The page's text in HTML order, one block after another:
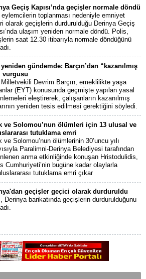
Geçiş Kapısı’nda geçişler normale döndü
eylemcilerin toplanması nedeniyle emniyet
olarak geçişlerin durdurulduğu Derinya Geçiş
ulaşım yeniden normale döndü. Polis,
saat 12.30 itibarıyla normale döndüğünü
gündemde: Barçın’dan “kazanılmış
vurgusu
Devrim Barçın, emeklilikte yaşa
(EYT) konusunda geçmişte yapılan yasal
eleştirerek, çalışanların kazanılmış
yeniden tesis edilmesi gerektiğini söyledi.
ve Solomou’nun ölümleri için 13 ulusal ve
tutuklama emri
ve Solomou’nun ölümlerinin 30’uncu yılı
Paralimni-Derinya Belediyesi tarafından
anma etkinliğinde konuşan Hristodulidis,
Cumhuriyeti’nin bugüne kadar olaylarla
tutuklama emri çıkar
geçişler geçici olarak durduruldu
Derinya barikatında geçişlerin durdurulduğunu